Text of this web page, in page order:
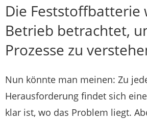
Die Feststoffbatterie
Betrieb betrachtet,
Prozesse zu
Nun könnte man meinen: Zu
Herausforderung findet sich
klar ist, wo das Problem liegt.